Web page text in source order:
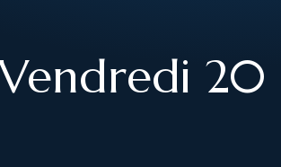
20